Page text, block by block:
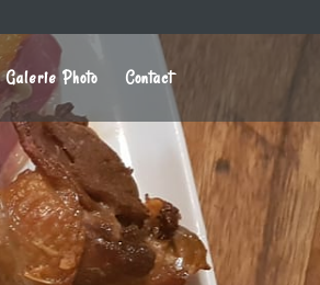
Galerie Photo Contact